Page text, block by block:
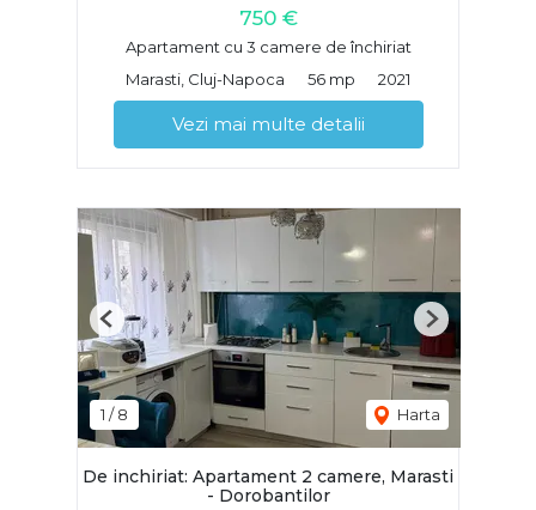
750 €
Apartament cu 3 camere de închiriat
Marasti, Cluj-Napoca
56 mp 2021
Vezi mai multe detalii
1 /8 Harta
Previous Next
De inchiriat: Apartament 2 camere, Marasti
- Dorobantilor